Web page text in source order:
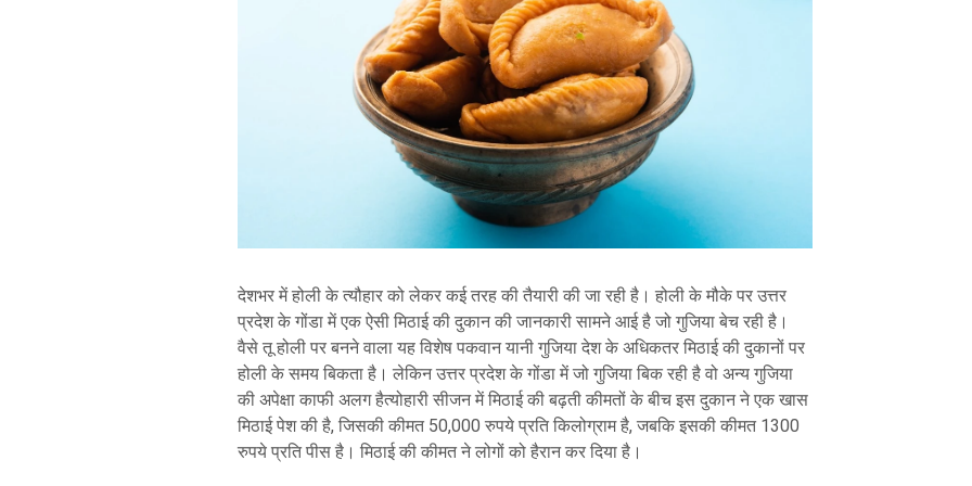
देशभर में होली के त्यौहार को लेकर कई तरह की तैयारी की जा रही है। होली के मौके पर उत्तर
प्रदेश के गोंडा में एक ऐसी मिठाई की दुकान की जानकारी सामने आई है जो गुजिया बेच रही है।
वैसे तू होली पर बनने वाला यह विशेष पकवान यानी गुजिया देश के अधिकतर मिठाई की दुकानों पर
होली के समय बिकता है। लेकिन उत्तर प्रदेश के गोंडा में जो गुजिया बिक रही है वो अन्य गुजिया
की अपेक्षा काफी अलग हैत्योहारी सीजन में मिठाई की बढ़ती कीमतों के बीच इस दुकान ने एक खास
मिठाई पेश की है, जिसकी कीमत 50,000 रुपये प्रति किलोग्राम है, जबकि इसकी कीमत 1300
रुपये प्रति पीस है। मिठाई की कीमत ने लोगों को हैरान कर दिया है।